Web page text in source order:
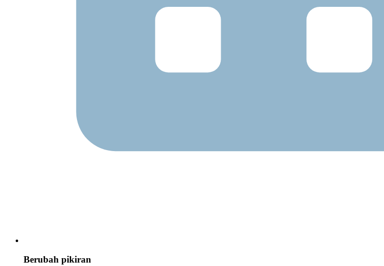
Berubah pikiran